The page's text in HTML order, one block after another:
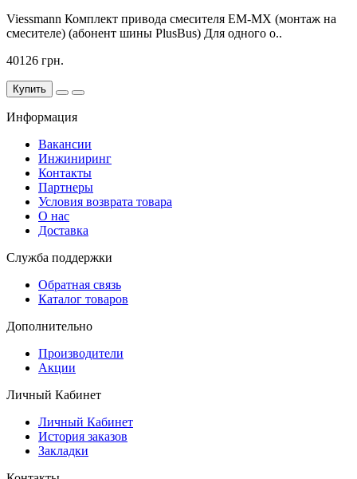
Viessmann Комплект привода смесителя EM-MX (монтаж на
смесителе) (абонент шины PlusBus) Для одного о..
40126 грн.
Купить
Информация
Вакансии
Инжиниринг
Контакты
Партнеры
Условия возврата товара
О нас
Доставка
Служба поддержки
Обратная связь
Каталог товаров
Дополнительно
Производители
Акции
Личный Кабинет
Личный Кабинет
История заказов
Закладки